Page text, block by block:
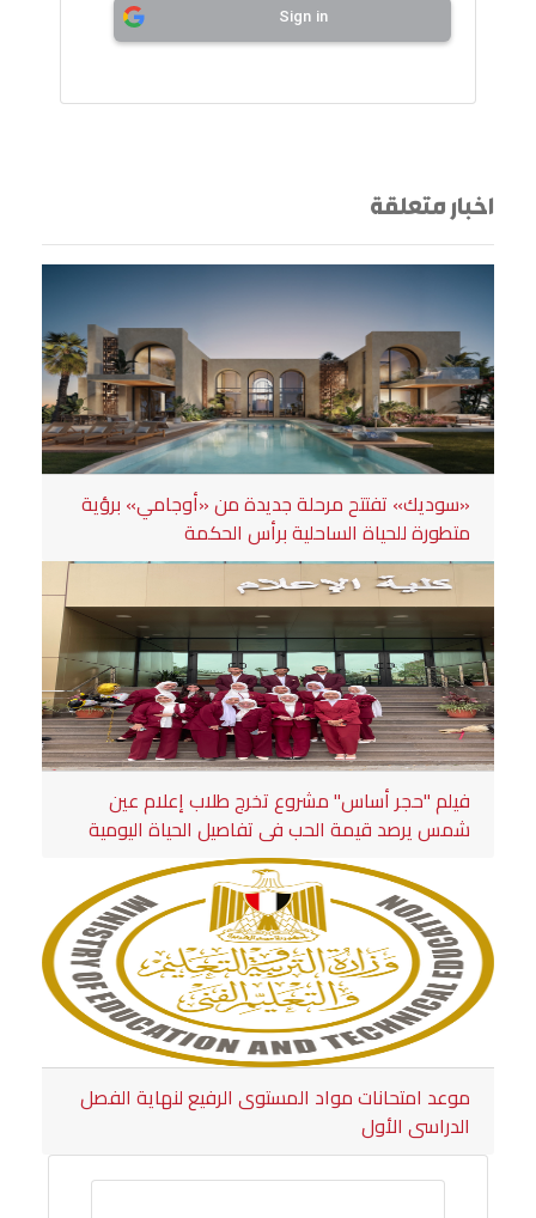
Sign in
اخبار متعلقة
«سوديك» تفتتح مرحلة جديدة من «أوجامي» برؤية
متطورة للحياة الساحلية برأس الحكمة
فيلم "حجر أساس" مشروع تخرج طلاب إعلام عين
شمس يرصد قيمة الحب في تفاصيل الحياة اليومية
موعد امتحانات مواد المستوى الرفيع لنهاية الفصل
الدراسى الأول